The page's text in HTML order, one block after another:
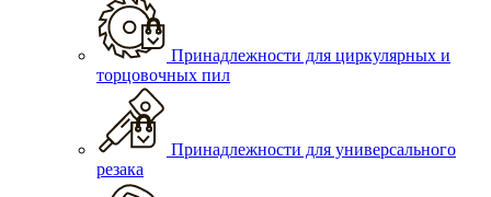
Принадлежности для циркулярных и
торцовочных пил
Принадлежности для универсального
резака